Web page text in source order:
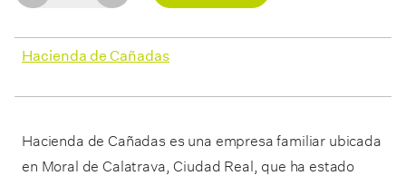
Hacienda de Cañadas
Hacienda de Cañadas es una empresa familiar ubicada
en Moral de Calatrava, Ciudad Real, que ha estado